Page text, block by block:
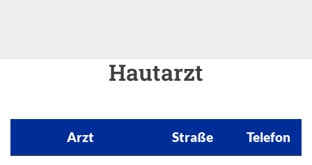
Hautarzt
Arzt Straße Telefon